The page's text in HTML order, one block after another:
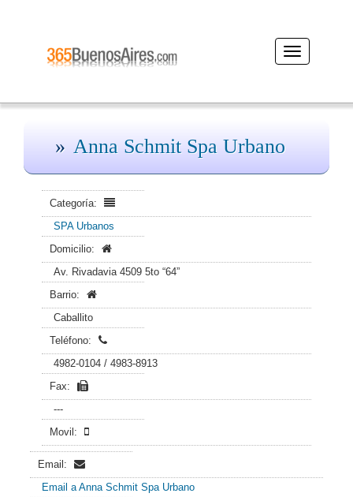
Desplegar
navegación
Anna Schmit Spa Urbano
Categoría:
SPA Urbanos
Domicilio:
Av. Rivadavia 4509 5to “64”
Barrio:
Caballito
Teléfono:
4982-0104 / 4983-8913
Fax:
---
Movil:
Email:
Email a Anna Schmit Spa Urbano